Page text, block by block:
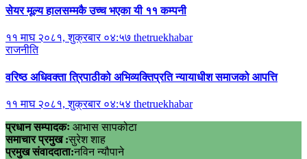
सेयर मूल्य हालसम्मकै उच्च भएका यी ११ कम्पनी
११ माघ २०८१, शुक्रबार ०४:५७ thetruekhabar
राजनीति
वरिष्ठ अधिवक्ता त्रिपाठीको अभिव्यक्तिप्रति न्यायाधीश समाजको आपत्ति
११ माघ २०८१, शुक्रबार ०४:५४ thetruekhabar
प्रधान सम्पादकः आभास सापकोटा
समाचार प्रमुख :सुरेश शाह
प्रमुख संवाददाता:नविन न्यौपाने